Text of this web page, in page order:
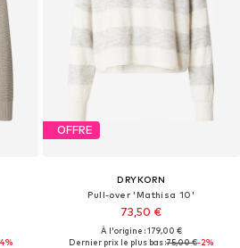
OFFRE
DRYKORN
Pull-over 'Mathisa 10'
73,50 €
À l'origine : 179,00 €
Dernier prix le plus bas :75,00 €-2%